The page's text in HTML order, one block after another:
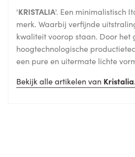
'KRISTALIA'. Een minimalistisch
merk. Waarbij verfijnde
kwaliteit voorop staan. Door het
hoogtechnologische
een pure en uitermate lichte
Bekijk alle artikelen van Kristalia.